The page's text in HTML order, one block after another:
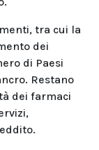
tra cui la
dei
di Paesi
Restano
dei farmaci